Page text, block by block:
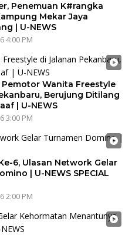
Penemuan K#rangka
Mekar Jaya
| U-NEWS
4:00 PM
Pemotor Wanita Freestyle
Berujung Ditilang
| U-NEWS
3:00 PM
6, Ulasan Network Gelar
| U-NEWS SPECIAL
2:00 PM